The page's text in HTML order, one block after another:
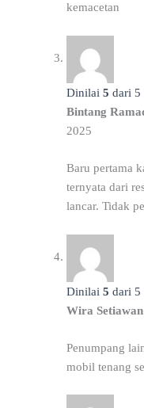
kemacetan
Dinilai 5 dari 5
Bintang
2025
Baru pertama
ternyata dari
lancar. Tidak
Dinilai 5 dari 5
Wira Setiawan
Penumpang
mobil tenang